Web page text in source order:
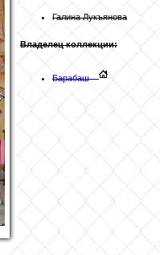
Галина Лукъянова
Владелец коллекции:
Барабаш